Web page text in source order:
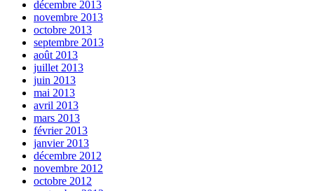
décembre 2013
novembre 2013
octobre 2013
septembre 2013
août 2013
juillet 2013
juin 2013
mai 2013
avril 2013
mars 2013
février 2013
janvier 2013
décembre 2012
novembre 2012
octobre 2012